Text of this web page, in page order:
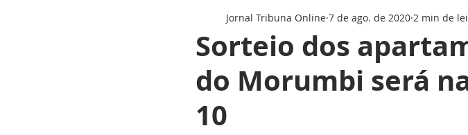
Saúde Cultura Mundo
Sorteio dos
do Morumbi será
10
Jornal Tribuna Online 7 de ago. de 2020 2 min de